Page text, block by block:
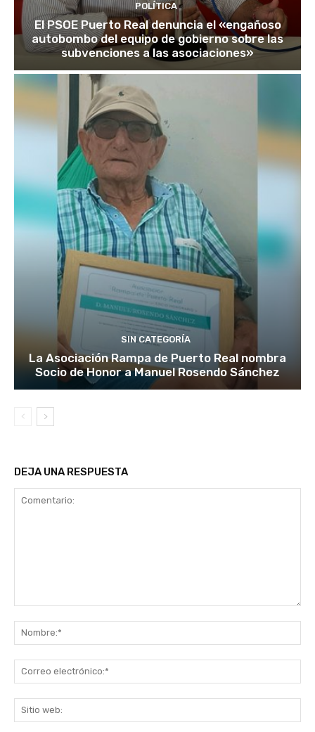
POLÍTICA
El PSOE Puerto Real denuncia el «engañoso
autobombo del equipo de gobierno sobre las
subvenciones a las asociaciones»
SIN CATEGORÍA
La Asociación Rampa de Puerto Real nombra
Socio de Honor a Manuel Rosendo Sánchez
DEJA UNA RESPUESTA